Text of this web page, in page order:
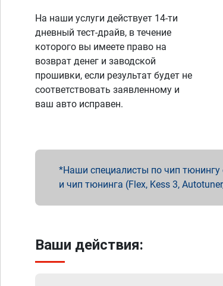
На наши услуги действует 14-ти
дневный тест-драйв, в течение
которого вы имеете право на
возврат денег и заводской
прошивки, если результат будет не
соответствовать заявленному и
ваш авто исправен.
Наши специалисты по чип
и чип тюнинга (Flex, Kess 3,
Ваши действия: